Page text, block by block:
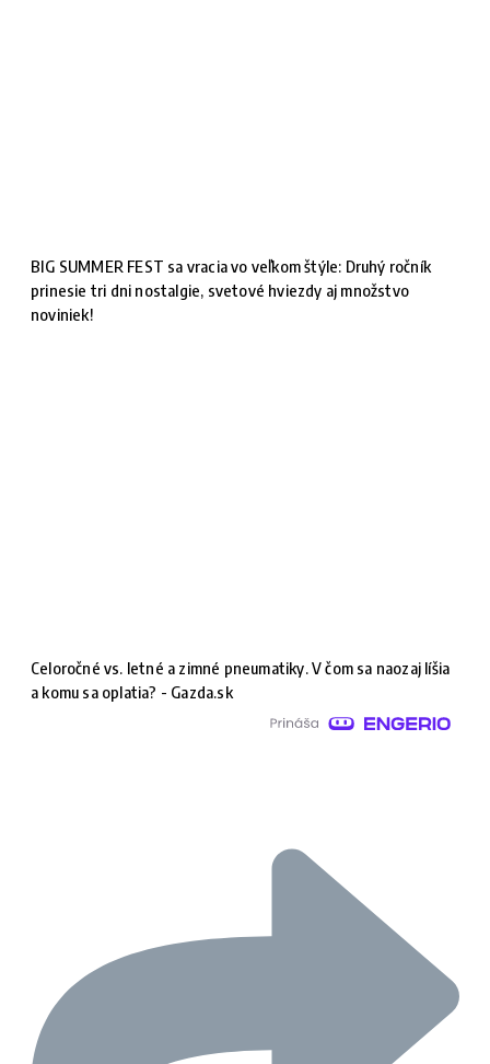
BIG SUMMER FEST sa vracia vo veľkom štýle: Druhý ročník
prinesie tri dni nostalgie, svetové hviezdy aj množstvo
noviniek!
Celoročné vs. letné a zimné pneumatiky. V čom sa naozaj líšia
a komu sa oplatia? - Gazda.sk